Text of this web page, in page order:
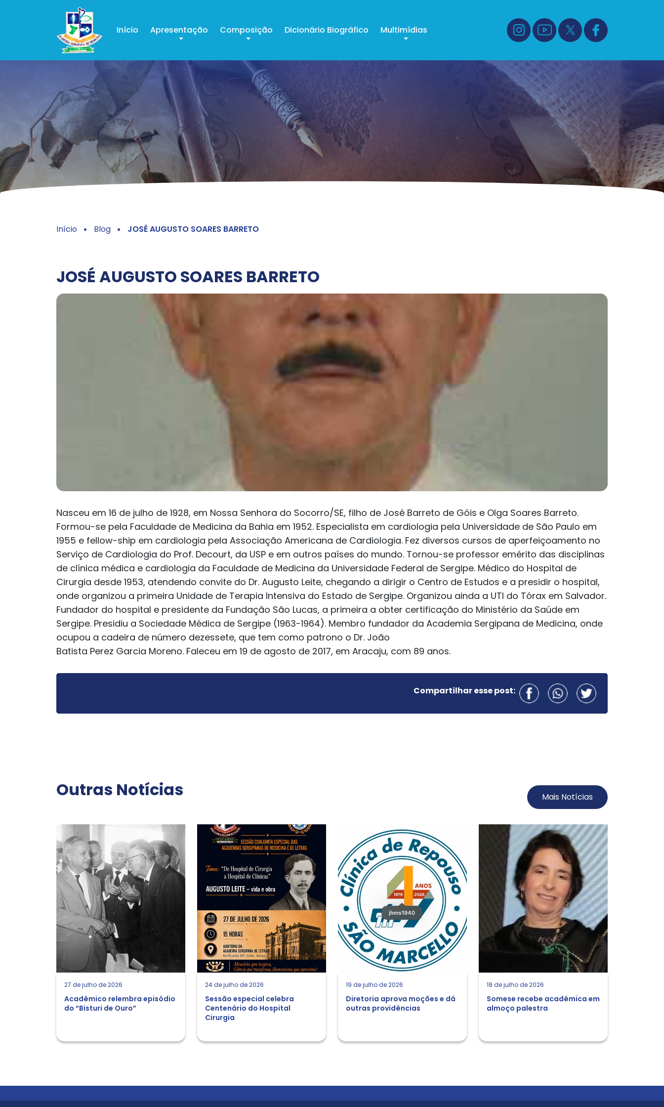
Início Apresentação Composição Dicionário Biográfico Multimídias
Início Blog JOSÉ AUGUSTO SOARES BARRETO
JOSÉ AUGUSTO SOARES BARRETO
Nasceu em 16 de julho de 1928, em Nossa Senhora do Socorro/SE, filho de José Barreto de Góis e Olga Soares Barreto.
Formou-se pela Faculdade de Medicina da Bahia em 1952. Especialista em cardiologia pela Universidade de São Paulo em
1955 e fellow-ship em cardiologia pela Associação Americana de Cardiologia. Fez diversos cursos de aperfeiçoamento no
Serviço de Cardiologia do Prof. Decourt, da USP e em outros países do mundo. Tornou-se professor emérito das disciplinas
de clínica médica e cardiologia da Faculdade de Medicina da Universidade Federal de Sergipe. Médico do Hospital de
Cirurgia desde 1953, atendendo convite do Dr. Augusto Leite, chegando a dirigir o Centro de Estudos e a presidir o hospital,
onde organizou a primeira Unidade de Terapia Intensiva do Estado de Sergipe. Organizou ainda a UTI do Tórax em Salvador.
Fundador do hospital e presidente da Fundação São Lucas, a primeira a obter certificação do Ministério da Saúde em
Sergipe. Presidiu a Sociedade Médica de Sergipe (1963-1964). Membro fundador da Academia Sergipana de Medicina, onde
ocupou a cadeira de número dezessete, que tem como patrono o Dr. João
Batista Perez Garcia Moreno. Faleceu em 19 de agosto de 2017, em Aracaju, com 89 anos.
Compartilhar esse post:
Outras Notícias Mais Notícias
27 de julho de 2026
Acadêmico relembra episódio
do “Bisturi de Ouro”
24 de julho de 2026
Sessão especial celebra
Centenário do Hospital
Cirurgia
19 de julho de 2026
Diretoria aprova moções e dá
outras providências
18 de julho de 2026
Somese recebe acadêmica em
almoço palestra